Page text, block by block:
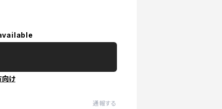
向け
通報する